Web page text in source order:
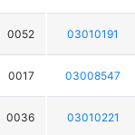
0052 03010191
0017 03008547
0036 03010221